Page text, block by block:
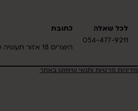
לכל שאלה
054-477-9211
כתובת
היוצרים 18 אזור תעשיה כרמיאל
מדיניות פרטיות ותנאי שימוש באתר